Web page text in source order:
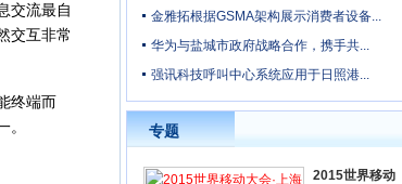
交流最自
交互非常
终端而
金雅拓根据GSMA架构展示消费者设备...
华为与盐城市政府战略合作，携手共...
强讯科技呼叫中心系统应用于日照港...
专题
2015世界移动